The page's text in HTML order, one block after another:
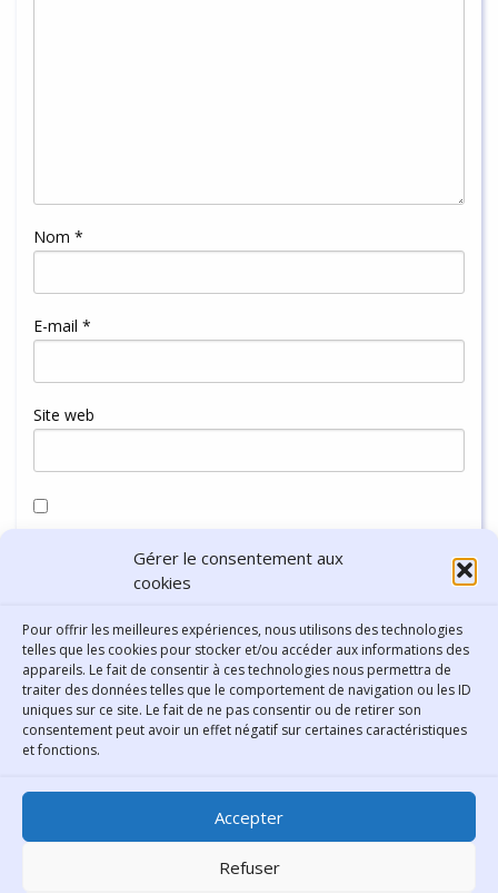
Gérer le consentement aux
cookies
Pour offrir les meilleures expériences, nous utilisons des technologies
telles que les cookies pour stocker et/ou accéder aux informations des
appareils. Le fait de consentir à ces technologies nous permettra de
traiter des données telles que le comportement de navigation ou les ID
uniques sur ce site. Le fait de ne pas consentir ou de retirer son
consentement peut avoir un effet négatif sur certaines caractéristiques
et fonctions.
Accepter
Refuser
Nom *
E-mail *
Site web
navigateur pour mon prochain commentaire.
Bibliothèque municipale de
Lyon
30 Boulevard Vivier-Merle